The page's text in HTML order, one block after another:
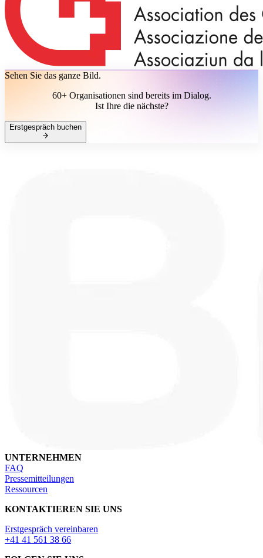
Sehen Sie das ganze Bild.
60+ Organisationen sind bereits im Dialog.
Ist Ihre die nächste?
Erstgespräch buchen
UNTERNEHMEN
FAQ
Pressemitteilungen
Ressourcen
KONTAKTIEREN SIE UNS
Erstgespräch vereinbaren
+41 41 561 38 66